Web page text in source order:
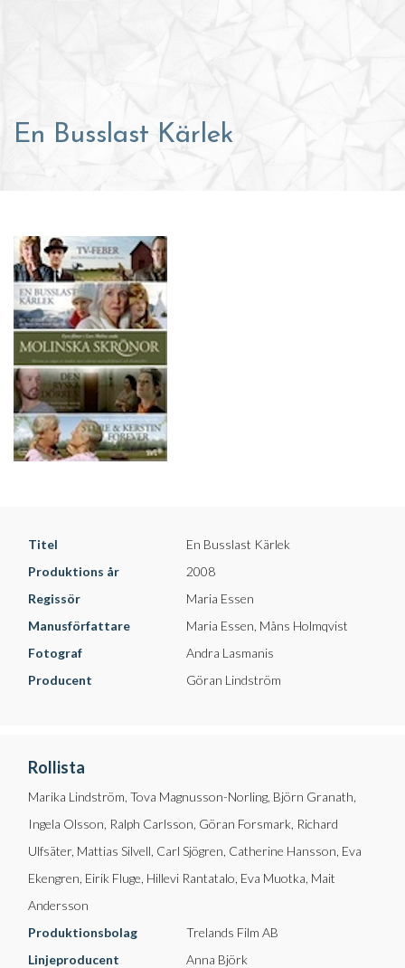
En Busslast Kärlek
Titel
En Busslast Kärlek
Produktions år
2008
Regissör
Maria Essen
Manusförfattare
Maria Essen, Måns Holmqvist
Fotograf
Andra Lasmanis
Producent
Göran Lindström
Rollista
Marika Lindström, Tova Magnusson-Norling, Björn Granath,
Ingela Olsson, Ralph Carlsson, Göran Forsmark, Richard
Ulfsäter, Mattias Silvell, Carl Sjögren, Catherine Hansson, Eva
Ekengren, Eirik Fluge, Hillevi Rantatalo, Eva Muotka, Mait
Andersson
Produktionsbolag
Trelands Film AB
Linjeproducent
Anna Björk